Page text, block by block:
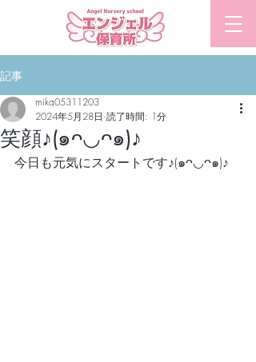
​エンジェル保育所
記事
笑顔♪(๑ᴖ◡ᴖ๑)♪
mika05311203
2024年5月28日 読了時間: 1分
今日も元気にスタートです♪(๑ᴖ◡ᴖ๑)♪